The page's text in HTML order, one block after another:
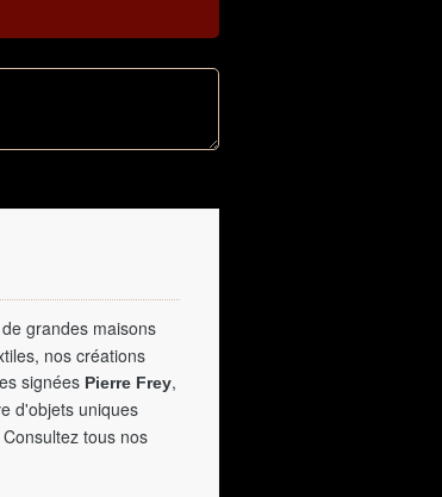
grandes maisons
nos créations
signées Pierre Frey,
d'objets uniques
tous nos